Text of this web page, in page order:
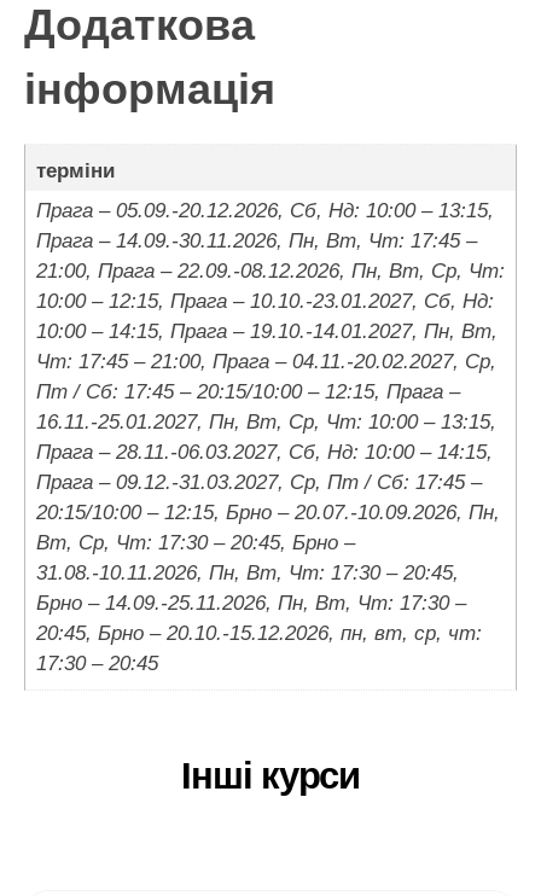
Додаткова
інформація
терміни
Прага – 05.09.-20.12.2026, Сб, Нд: 10:00 – 13:15,
Прага – 14.09.-30.11.2026, Пн, Вт, Чт: 17:45 –
21:00, Прага – 22.09.-08.12.2026, Пн, Вт, Ср, Чт:
10:00 – 12:15, Прага – 10.10.-23.01.2027, Сб, Нд:
10:00 – 14:15, Прага – 19.10.-14.01.2027, Пн, Вт,
Чт: 17:45 – 21:00, Прага – 04.11.-20.02.2027, Ср,
Пт / Сб: 17:45 – 20:15/10:00 – 12:15, Прага –
16.11.-25.01.2027, Пн, Вт, Ср, Чт: 10:00 – 13:15,
Прага – 28.11.-06.03.2027, Сб, Нд: 10:00 – 14:15,
Прага – 09.12.-31.03.2027, Ср, Пт / Сб: 17:45 –
20:15/10:00 – 12:15, Брно – 20.07.-10.09.2026, Пн,
Вт, Ср, Чт: 17:30 – 20:45, Брно –
31.08.-10.11.2026, Пн, Вт, Чт: 17:30 – 20:45,
Брно – 14.09.-25.11.2026, Пн, Вт, Чт: 17:30 –
20:45, Брно – 20.10.-15.12.2026, пн, вт, ср, чт:
17:30 – 20:45
Інші курси